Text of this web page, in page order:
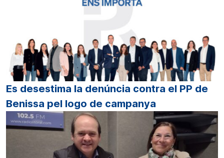
Es desestima la denúncia contra el PP de
Benissa pel logo de campanya